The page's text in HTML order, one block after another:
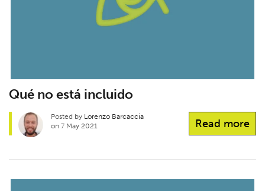
Qué no está incluido
Read more
Posted by Lorenzo Barcaccia
on 7 May 2021